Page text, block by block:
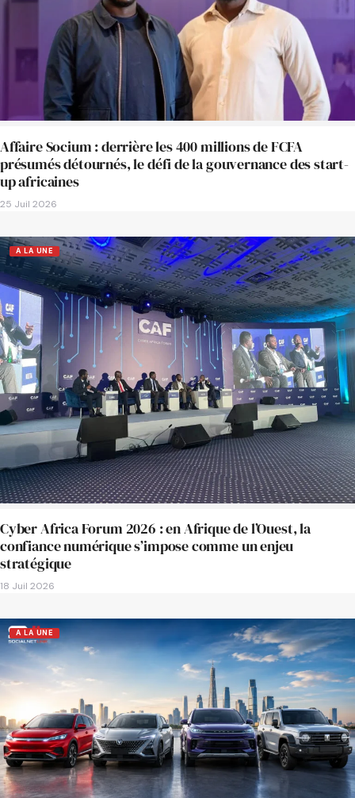
Affaire Socium : derrière les 400 millions de FCFA
présumés détournés, le défi de la gouvernance des start-
up africaines
25 Juil 2026
A LA UNE
Cyber Africa Forum 2026 : en Afrique de l’Ouest, la
confiance numérique s’impose comme un enjeu
stratégique
18 Juil 2026
A LA UNE